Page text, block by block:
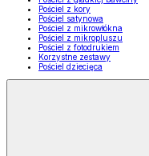
Pościel z kory
Pościel satynowa
Pościel z mikrowłókna
Pościel z mikropluszu
Pościel z fotodrukiem
Korzystne zestawy
Pościel dziecięca